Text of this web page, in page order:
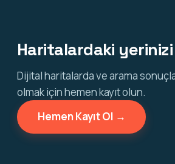
Haritalardaki yerinizi
Dijital haritalarda ve arama
olmak için hemen kayıt olun.
Hemen Kayıt Ol →